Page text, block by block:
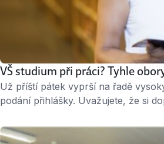
VŠ studium při práci? Tyhle
Už příští pátek vyprší na řadě
podání přihlášky. Uvažujete, že si
není? Přihlaste se na kombinované